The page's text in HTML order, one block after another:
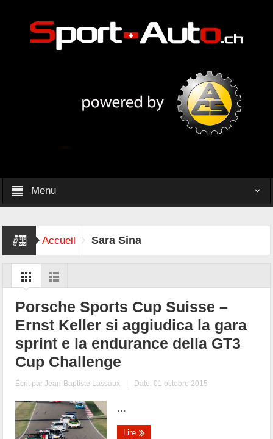
Menu
Accueil Sara Sina
Porsche Sports Cup Suisse –
Ernst Keller si aggiudica la gara
sprint e la endurance della GT3
Cup Challenge
Écrit parJean-Baptiste Lassaux | Date: 01 octobre 2015
...
Lire